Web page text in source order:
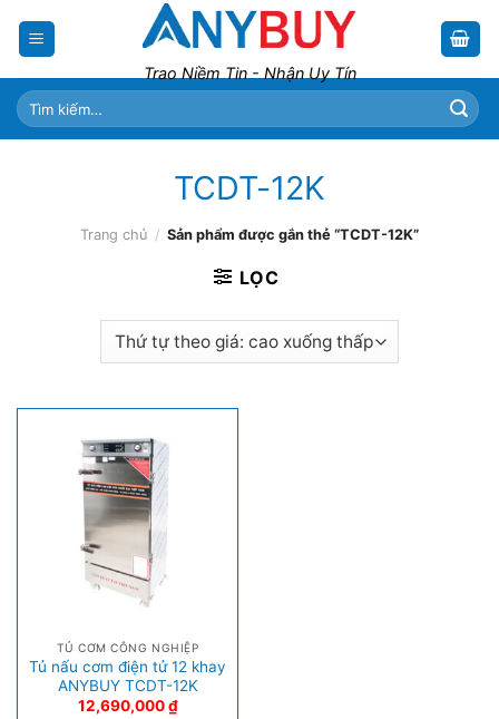
Trao Niềm Tin - Nhận Uy Tín
Tìm
kiếm:
TCDT-12K
Trang chủ / Sản phẩm được gắn thẻ “TCDT-12K”
LỌC
TỦ CƠM CÔNG NGHIỆP
Tủ nấu cơm điện tử 12 khay
ANYBUY TCDT-12K
12,690,000₫